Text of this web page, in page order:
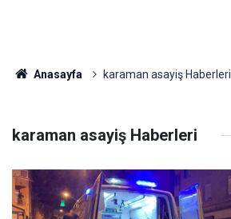
Anasayfa karaman asayiş Haberleri
karaman asayiş Haberleri